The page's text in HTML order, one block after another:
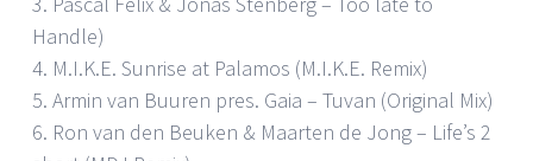
Handle)
4. M.I.K.E. Sunrise at Palamos (M.I.K.E. Remix)
5. Armin van Buuren pres. Gaia – Tuvan (Original Mix)
6. Ron van den Beuken & Maarten de Jong – Life’s 2